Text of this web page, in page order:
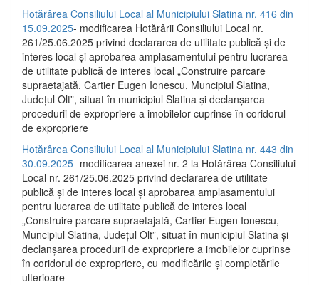
Hotărârea Consiliului Local al Municipiului Slatina nr. 416 din
15.09.2025- modificarea Hotărârii Consiliului Local nr.
261/25.06.2025 privind declararea de utilitate publică și de
interes local și aprobarea amplasamentului pentru lucrarea
de utilitate publică de interes local „Construire parcare
supraetajată, Cartier Eugen Ionescu, Muncipiul Slatina,
Județul Olt”, situat în municipiul Slatina și declanșarea
procedurii de expropriere a imobilelor cuprinse în coridorul
de expropriere
Hotărârea Consiliului Local al Municipiului Slatina nr. 443 din
30.09.2025- modificarea anexei nr. 2 la Hotărârea Consiliului
Local nr. 261/25.06.2025 privind declararea de utilitate
publică şi de interes local şi aprobarea amplasamentului
pentru lucrarea de utilitate publică de interes local
„Construire parcare supraetajată, Cartier Eugen Ionescu,
Muncipiul Slatina, Judeţul Olt”, situat în municipiul Slatina şi
declanşarea procedurii de expropriere a imobilelor cuprinse
în coridorul de expropriere, cu modificările şi completările
ulterioare